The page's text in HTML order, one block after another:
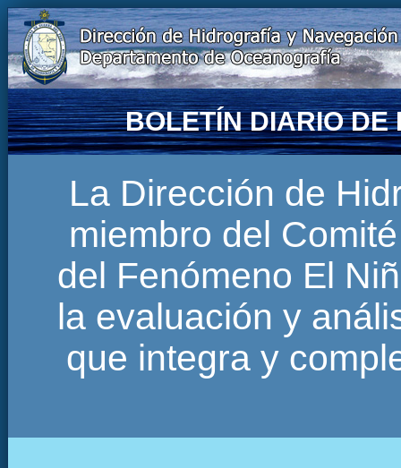
BOLETÍN DIARIO DE
La Dirección de
miembro del
del Fenómeno El
la evaluación y
que integra y